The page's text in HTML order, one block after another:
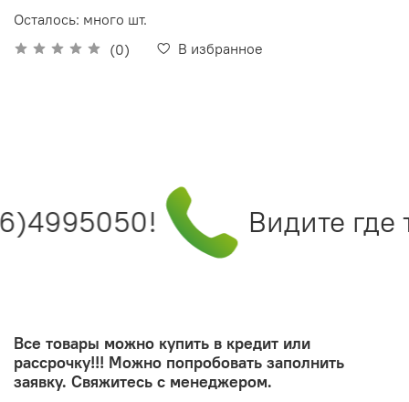
(0) В избранное
Осталось: много шт.
Видите
Все товары можно купить в кредит или
рассрочку!!! Можно попробовать заполнить
заявку. Свяжитесь с менеджером.